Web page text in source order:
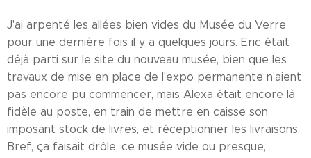
J'ai arpenté les allées bien vides du Musée du Verre
pour une dernière fois il y a quelques jours. Eric était
déjà parti sur le site du nouveau musée, bien que les
travaux de mise en place de l'expo permanente n'aient
pas encore pu commencer, mais Alexa était encore là,
fidèle au poste, en train de mettre en caisse son
imposant stock de livres, et réceptionner les livraisons.
Bref, ça faisait drôle, ce musée vide ou presque,